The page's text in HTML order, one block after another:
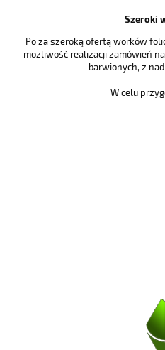
Szeroki
Po za szeroką ofertą worków
możliwość realizacji zamówień
barwionych, z
W celu